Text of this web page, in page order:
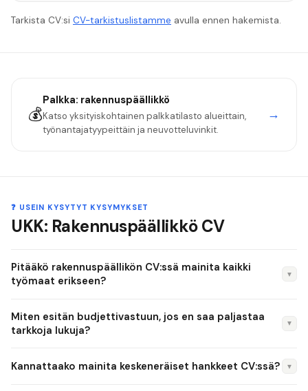
Tarkista CV:si CV-tarkistuslistamme avulla ennen hakemista.
💰
Palkka: rakennuspäällikkö
Katso yksityiskohtainen palkkatilasto alueittain,
työnantajatyypeittäin ja neuvotteluvinkit.
→
❓ USEIN KYSYTYT KYSYMYKSET
UKK: Rakennuspäällikkö CV
Pitääkö rakennuspäällikön CV:ssä mainita kaikki
työmaat erikseen?
▼
merkittävintä referenssihanketta, joissa olet ollut vastuussa.
Miten esitän budjettivastuun, jos en saa paljastaa
tarkkoja lukuja?
▼
hankkeet" tai "15 000–25 000 m² kohteet". Voit myös
Kannattaako mainita keskeneräiset hankkeet CV:ssä? ▼